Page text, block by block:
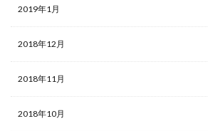
2019年1月
2018年12月
2018年11月
2018年10月